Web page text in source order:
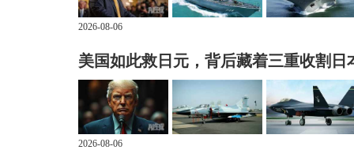
2026-08-06
美国如此救日元，背后藏着三重收割日
2026-08-06